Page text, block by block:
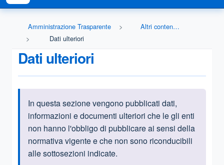
Amministrazione Trasparente
Altri contenuti - Dati ulteriori
Dati ulteriori
Dati ulteriori
Informazioni introduttive
In questa sezione vengono pubblicati dati,
informazioni e documenti ulteriori che le gli enti
non hanno l'obbligo di pubblicare ai sensi della
normativa vigente e che non sono riconducibili
alle sottosezioni indicate.